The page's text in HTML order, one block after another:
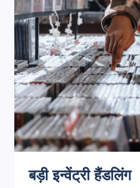
बड़ी इन्वेंट्री हैंडलिंग